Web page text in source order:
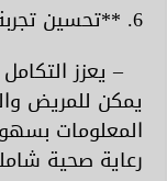
6. **تحسين تجربة المريض:**
– يعزز
يمكن للمريض
المعلومات
رعاية صحية